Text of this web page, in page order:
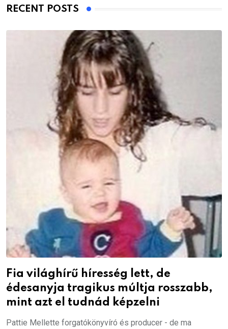
RECENT POSTS
Fia világhírű híresség lett, de
édesanyja tragikus múltja rosszabb,
mint azt el tudnád képzelni
Pattie Mellette forgatókönyvíró és producer - de ma